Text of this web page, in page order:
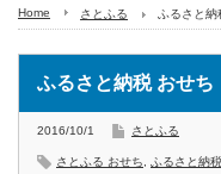
Home さとふる ふるさと
ふるさと納税 おせち
2016/10/1 さとふる
さとふる おせち ふるさと納